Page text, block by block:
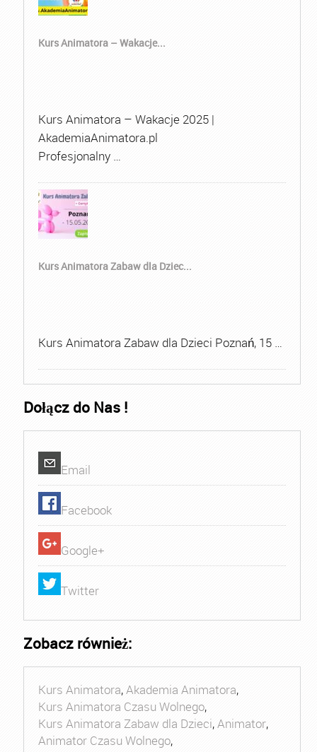
Kurs Animatora – Wakacje...
Kurs Animatora – Wakacje 2025 |
AkademiaAnimatora.pl
Profesjonalny …
Kurs Animatora Zabaw dla Dziec...
Kurs Animatora Zabaw dla Dzieci Poznań, 15 …
Dołącz do Nas !
Email
Facebook
Google+
Twitter
Zobacz również:
Kurs Animatora,Akademia Animatora,
Kurs Animatora Czasu Wolnego,
Kurs Animatora Zabaw dla Dzieci,Animator,
Animator Czasu Wolnego,